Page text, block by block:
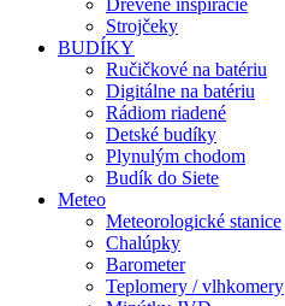
Drevené inšpirácie
Strojčeky
BUDÍKY
Ručičkové na batériu
Digitálne na batériu
Rádiom riadené
Detské budíky
Plynulým chodom
Budík do Siete
Meteo
Meteorologické stanice
Chalúpky
Barometer
Teplomery / vlhkomery